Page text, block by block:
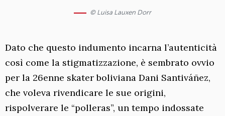
© Luisa Lauxen Dorr
Dato che questo indumento incarna l’autenticità
così come la stigmatizzazione, è sembrato ovvio
per la 26enne skater boliviana Dani Santiváñez,
che voleva rivendicare le sue origini,
rispolverare le “polleras”, un tempo indossate